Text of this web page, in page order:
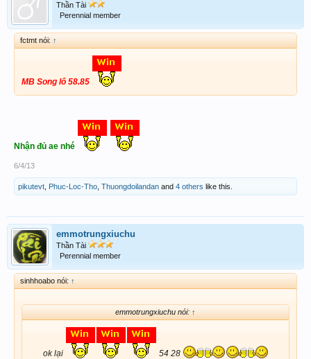
Thần Tài
Perennial member
fctmt nói: ↑
MB Song lô 58.85
Nhận đủ ae nhé
6/4/13
pikutevt Phuc-Loc-Tho Thuongdoilandan and 4 others like this.
emmotrungxiuchu
Thần Tài
Perennial member
sinhhoabo nói: ↑
emmotrungxiuchu nói: ↑
ok lại 54 28